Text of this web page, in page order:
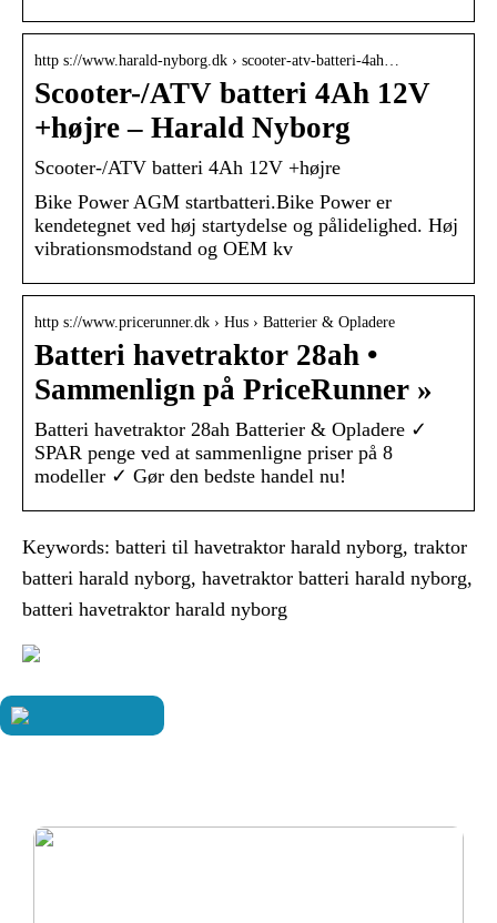
http s://www.harald-nyborg.dk › scooter-atv-batteri-4ah…
Scooter-/ATV batteri 4Ah 12V
+højre – Harald Nyborg
Scooter-/ATV batteri 4Ah 12V +højre
Bike Power AGM startbatteri.Bike Power er
kendetegnet ved høj startydelse og pålidelighed. Høj
vibrationsmodstand og OEM kv
http s://www.pricerunner.dk › Hus › Batterier & Opladere
Batteri havetraktor 28ah •
Sammenlign på PriceRunner »
Batteri havetraktor 28ah Batterier & Opladere ✓
SPAR penge ved at sammenligne priser på 8
modeller ✓ Gør den bedste handel nu!
Keywords: batteri til havetraktor harald nyborg, traktor
batteri harald nyborg, havetraktor batteri harald nyborg,
batteri havetraktor harald nyborg